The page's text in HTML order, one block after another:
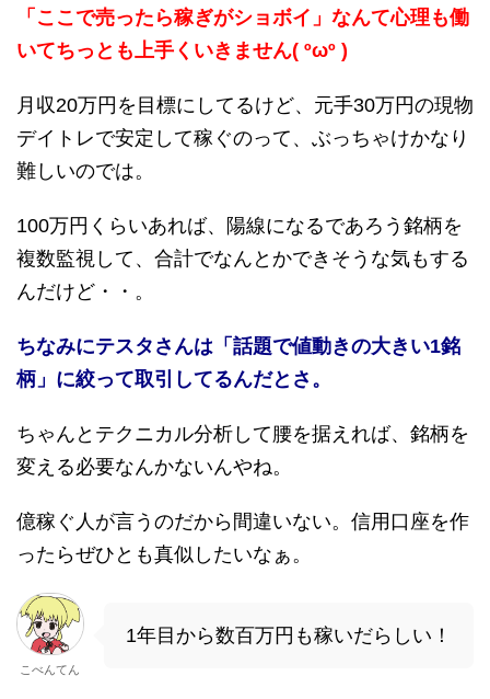
「ここで売ったら稼ぎがショボイ」なんて心理も働
いてちっとも上手くいきません( ºωº )
月収20万円を目標にしてるけど、元手30万円の現物
デイトレで安定して稼ぐのって、ぶっちゃけかなり
難しいのでは。
100万円くらいあれば、陽線になるであろう銘柄を
複数監視して、合計でなんとかできそうな気もする
んだけど・・。
ちなみにテスタさんは「話題で値動きの大きい1銘
柄」に絞って取引してるんだとさ。
ちゃんとテクニカル分析して腰を据えれば、銘柄を
変える必要なんかないんやね。
億稼ぐ人が言うのだから間違いない。信用口座を作
ったらぜひとも真似したいなぁ。
こべんてん
1年目から数百万円も稼いだらしい！